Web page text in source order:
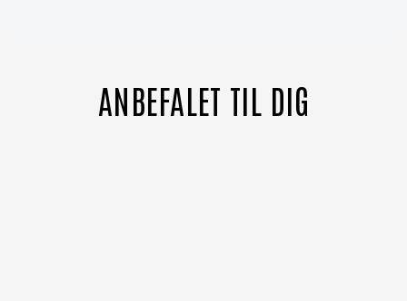
ANBEFALET TIL DIG